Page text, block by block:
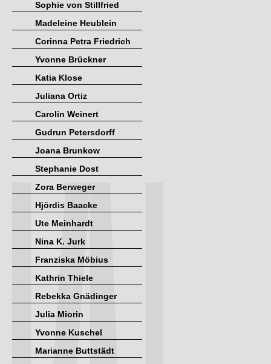
Sophie von Stillfried
Madeleine Heublein
Corinna Petra Friedrich
Yvonne Brückner
Katia Klose
Juliana Ortiz
Carolin Weinert
Gudrun Petersdorff
Joana Brunkow
Stephanie Dost
Zora Berweger
Hjördis Baacke
Ute Meinhardt
Nina K. Jurk
Franziska Möbius
Kathrin Thiele
Rebekka Gnädinger
Julia Miorin
Yvonne Kuschel
Marianne Buttstädt